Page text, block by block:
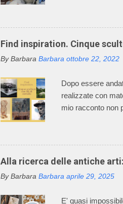
maglieria e per il
diventata leader
tutti i componenti
nell’utilizzare
desiderata e non
Find inspiration. Cinque
By Barbara Barbara ottobre 22, 2022
Dopo essere
realizzate con
mio racconto non
L’uso dei
espressivo
lento processo,
fusione, di
espressione
Alla ricerca delle antiche
By Barbara Barbara aprile 29, 2025
E' quasi